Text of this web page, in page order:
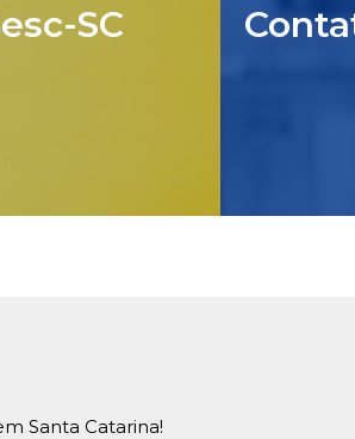
SC
Santa Catarina!